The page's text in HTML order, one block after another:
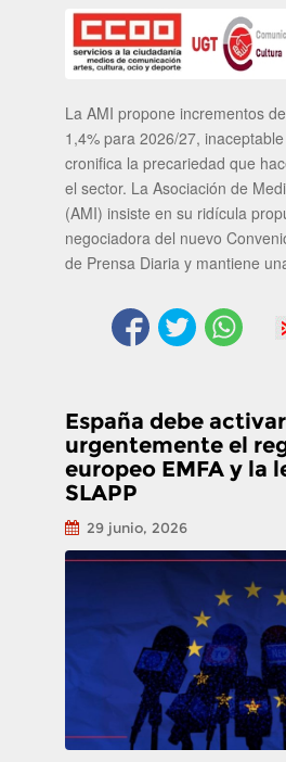
La AMI propone incrementos
1,4% para 2026/27,
cronifica la precariedad que
el sector. La Asociación de
(AMI) insiste en su ridícula
negociadora del nuevo
de Prensa Diaria y mantiene
España debe activar
urgentemente el
europeo EMFA y la
SLAPP
29 junio, 2026